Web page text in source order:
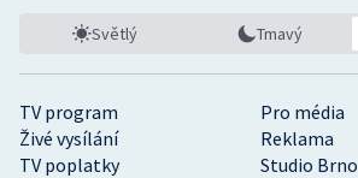
TV program
Pro média
Živé vysílání
Reklama
TV poplatky
Studio Brno
Světlý Tmavý